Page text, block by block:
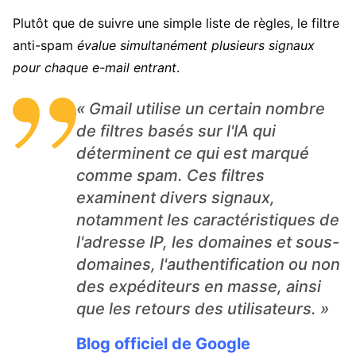
Plutôt que de suivre une simple liste de règles, le filtre
anti-spam évalue simultanément plusieurs signaux
pour chaque e-mail entrant.
« Gmail utilise un certain nombre
de filtres basés sur l'IA qui
déterminent ce qui est marqué
comme spam. Ces filtres
examinent divers signaux,
notamment les caractéristiques de
l'adresse IP, les domaines et sous-
domaines, l'authentification ou non
des expéditeurs en masse, ainsi
que les retours des utilisateurs. »
Blog officiel de Google